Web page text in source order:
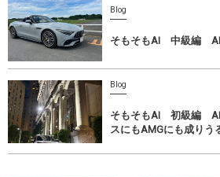
Blog
そもそもAI 中級編 AI
Blog
そもそもAI 初級編 AI
スにもAMGにも成りう